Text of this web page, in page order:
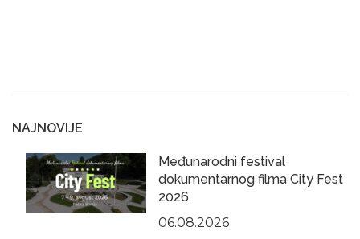
NAJNOVIJE
Međunarodni festival
dokumentarnog filma City Fest
2026
06.08.2026